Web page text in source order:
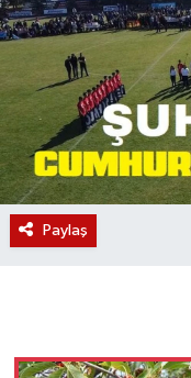
Paylaş